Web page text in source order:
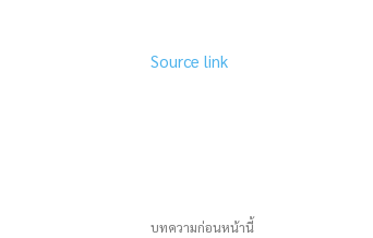
Source link
บทความก่อนหน้านี้